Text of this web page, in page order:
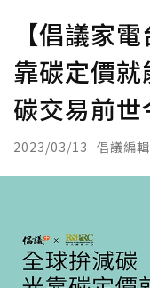
【倡議家
靠碳定價就
碳交易前世
2023/03/13 倡議編